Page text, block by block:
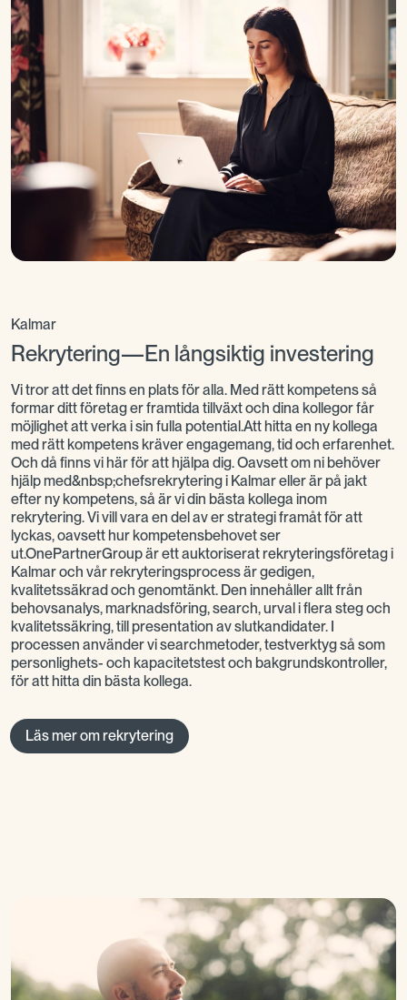
Så påbörjar vi vårt samarbete
För att hitta rätt kollega behöver vi först förstå vad
din verksamhet faktiskt behöver. Därför börjar vi
med ett samtal om rollen, teamet och kompetensen
du söker. Därefter rekommenderar vi ett upplägg
som passar din situation och skapar rätt
Kalmar
Rekrytering—En långsiktig investering
Vi tror att det finns en plats för alla. Med rätt kompetens så
formar ditt företag er framtida tillväxt och dina kollegor får
möjlighet att verka i sin fulla potential.Att hitta en ny kollega
med rätt kompetens kräver engagemang, tid och erfarenhet.
Och då finns vi här för att hjälpa dig. Oavsett om ni behöver
hjälp med&nbsp;chefsrekrytering i Kalmar eller är på jakt
efter ny kompetens, så är vi din bästa kollega inom
rekrytering. Vi vill vara en del av er strategi framåt för att
lyckas, oavsett hur kompetensbehovet ser
ut.OnePartnerGroup är ett auktoriserat rekryteringsföretag i
Kalmar och vår rekryteringsprocess är gedigen,
kvalitetssäkrad och genomtänkt. Den innehåller allt från
behovsanalys, marknadsföring, search, urval i flera steg och
kvalitetssäkring, till presentation av slutkandidater. I
processen använder vi searchmetoder, testverktyg så som
personlighets- och kapacitetstest och bakgrundskontroller,
för att hitta din bästa kollega.
Läs mer om rekrytering